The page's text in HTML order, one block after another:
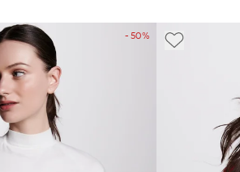
- 50%